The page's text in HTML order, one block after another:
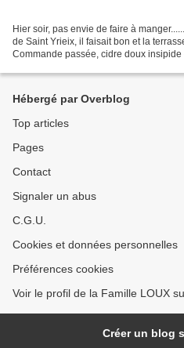
Hier soir, pas envie de faire à
de Saint Yrieix, il faisait bon et la
Commande passée, cidre doux
Hébergé par Overblog
Top articles
Pages
Contact
Signaler un abus
C.G.U.
Cookies et données personnelles
Préférences cookies
Voir le profil de la Famille LOUX
Créer un blog